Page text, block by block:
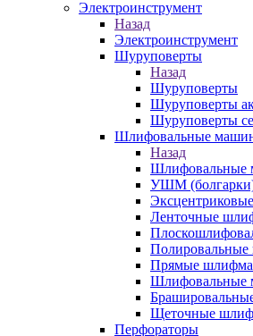
Электроинструмент
Назад
Электроинструмент
Шуруповерты
Назад
Шуруповерты
Шуруповерты
Шуруповерты
Шлифовальные
Назад
Шлифовальные
УШМ
Ленточные
Прямые
Шлифовальные
Щеточные
Перфораторы